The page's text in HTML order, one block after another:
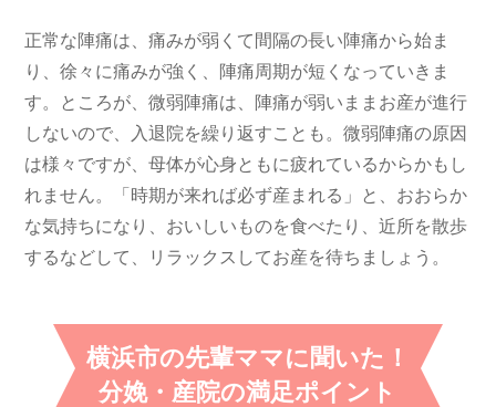
正常な陣痛は、痛みが弱くて間隔の長い陣痛から始ま
り、徐々に痛みが強く、陣痛周期が短くなっていきま
す。ところが、微弱陣痛は、陣痛が弱いままお産が進行
しないので、入退院を繰り返すことも。微弱陣痛の原因
は様々ですが、母体が心身ともに疲れているからかもし
れません。「時期が来れば必ず産まれる」と、おおらか
な気持ちになり、おいしいものを食べたり、近所を散歩
するなどして、リラックスしてお産を待ちましょう。
横浜市の先輩ママに聞いた！
分娩・産院の満足ポイント